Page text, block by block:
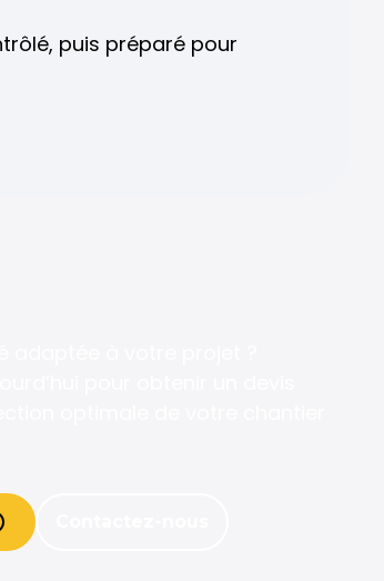
puis préparé pour